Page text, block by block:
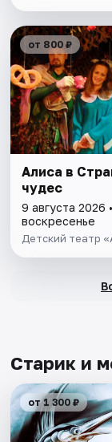
от 800 ₽
Алиса в
чудес
9 августа 2026 •
воскресенье
Детский театр
Старик и
от 1 300 ₽